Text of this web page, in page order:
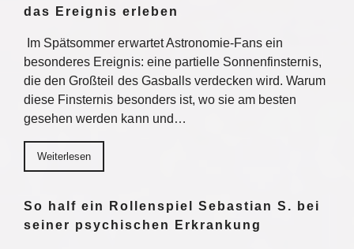
das Ereignis erleben
Im Spätsommer erwartet Astronomie-Fans ein
besonderes Ereignis: eine partielle Sonnenfinsternis,
die den Großteil des Gasballs verdecken wird. Warum
diese Finsternis besonders ist, wo sie am besten
gesehen werden kann und…
Weiterlesen
So half ein Rollenspiel Sebastian S. bei
seiner psychischen Erkrankung